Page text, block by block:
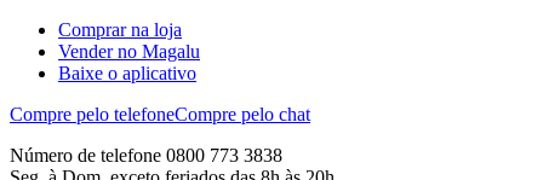
Comprar na loja
Vender no Magalu
Baixe o aplicativo
Compre pelo telefoneCompre pelo chat
Número de telefone 0800 773 3838